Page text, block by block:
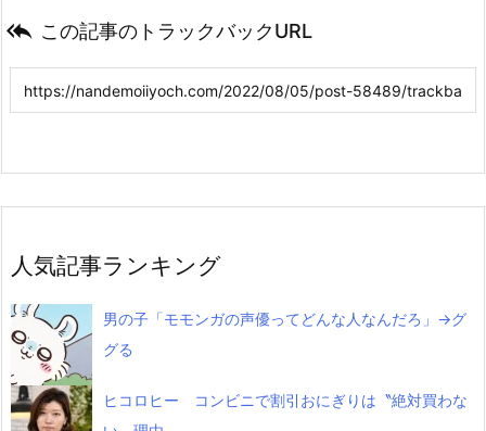
 この記事のトラックバックURL
人気記事ランキング
男の子「モモンガの声優ってどんな人なんだろ」→グ
グる
ヒコロヒー コンビニで割引おにぎりは〝絶対買わな